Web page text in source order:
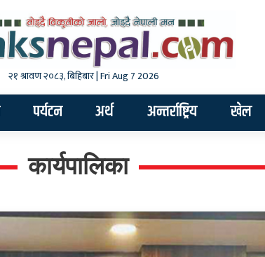
२१ श्रावण २०८३, बिहिबार | Fri Aug 7 2026
पर्यटन अर्थ अन्तर्राष्ट्रिय खेल
कार्यपालिका